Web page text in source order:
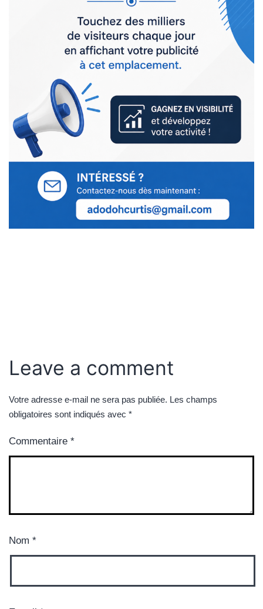
Leave a comment
Votre adresse e-mail ne sera pas publiée. Les champs
obligatoires sont indiqués avec *
Commentaire *
Nom *